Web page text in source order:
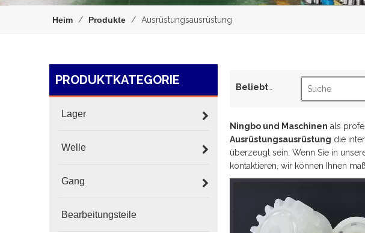
Heim / Produkte / Ausrüstungsausrüstung
PRODUKTKATEGORIE
Lager
Welle
Gang
Bearbeitungsteile
Beliebtes Stichwort: B1-
Ningbo und Maschinen als
Ausrüstungsausrüstung die
überzeugt sein. Wenn Sie in
kontaktieren, wir können Ihnen